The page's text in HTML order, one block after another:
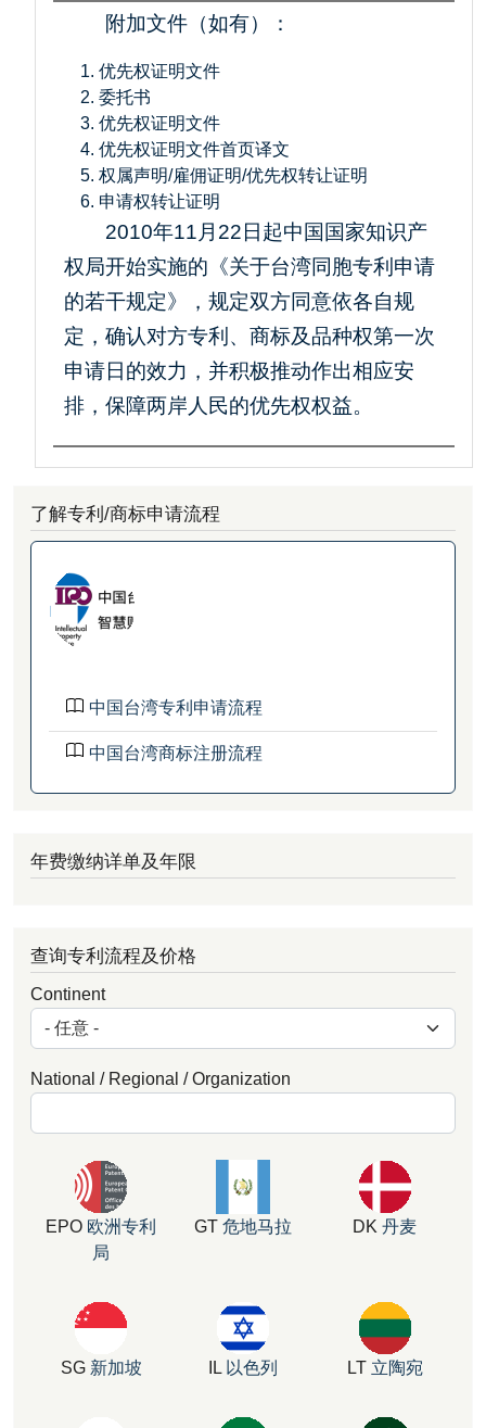
附加文件（如有）：
优先权证明文件
委托书
优先权证明文件
优先权证明文件首页译文
权属声明/雇佣证明/优先权转让证明
申请权转让证明
2010年11月22日起中国国家知识产
权局开始实施的《关于台湾同胞专利申请
的若干规定》，规定双方同意依各自规
定，确认对方专利、商标及品种权第一次
申请日的效力，并积极推动作出相应安
排，保障两岸人民的优先权权益。
了解专利/商标申请流程
中国台湾专利申请流程
中国台湾商标注册流程
年费缴纳详单及年限
查询专利流程及价格
Continent
National / Regional / Organization
EPO 欧洲专利
局
GT 危地马拉 DK 丹麦
SG 新加坡 IL 以色列 LT 立陶宛